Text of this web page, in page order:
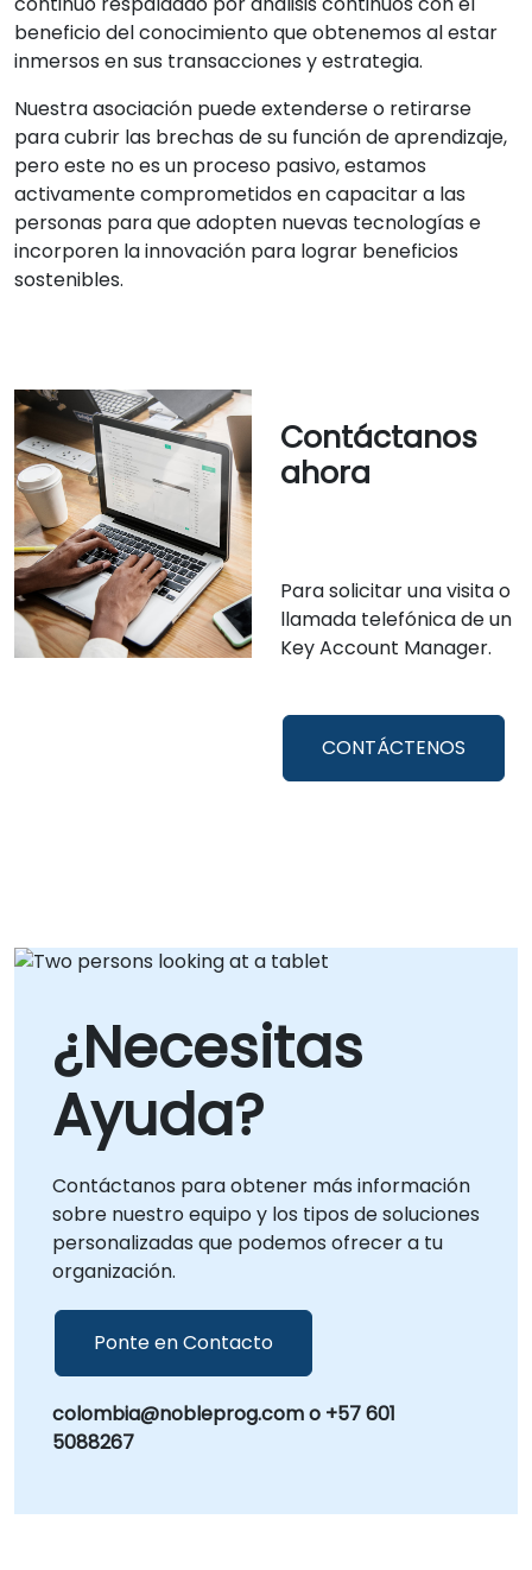
beneficio del conocimiento que obtenemos al estar
inmersos en sus transacciones y estrategia.
Nuestra asociación puede extenderse o retirarse
para cubrir las brechas de su función de aprendizaje,
pero este no es un proceso pasivo, estamos
activamente comprometidos en capacitar a las
personas para que adopten nuevas tecnologías e
incorporen la innovación para lograr beneficios
sostenibles.
Contáctanos
ahora
Para solicitar una visita o
llamada telefónica de un
Key Account Manager.
CONTÁCTENOS
¿Necesitas
Ayuda?
Contáctanos para obtener más información
sobre nuestro equipo y los tipos de soluciones
personalizadas que podemos ofrecer a tu
organización.
Ponte en Contacto
colombia@nobleprog.com o +57 601
5088267